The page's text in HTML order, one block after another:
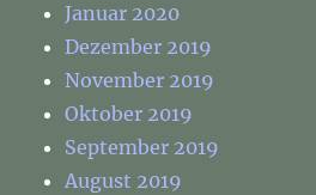
Januar 2020
Dezember 2019
November 2019
Oktober 2019
September 2019
August 2019